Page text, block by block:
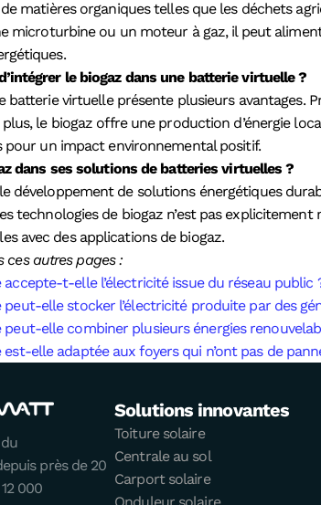
matières organiques telles que les déchets
microturbine ou un moteur à gaz, il peut
le biogaz dans une batterie virtuelle ?
batterie virtuelle présente plusieurs avantages.
plus, le biogaz offre une production d’énergie
pour un impact environnemental positif.
dans ses solutions de batteries virtuelles ?
développement de solutions énergétiques
technologies de biogaz n’est pas
avec des applications de biogaz.
ces autres pages :
t-elle l’électricité issue du réseau public
elle stocker l’électricité produite par des
peut-elle combiner plusieurs énergies
elle adaptée aux foyers qui n’ont pas de
près de 20
000
Solutions innovantes
Toiture solaire
Centrale au sol
Carport solaire